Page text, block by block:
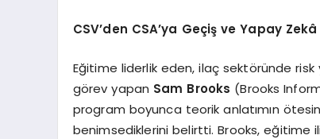
CSV’den CSA’ya Geçiş ve Yapay
Eğitime liderlik eden, ilaç sektöründe
görev yapan Sam Brooks (Brooks
program boyunca teorik anlatımın
benimsediklerini belirtti. Brooks, eğitime